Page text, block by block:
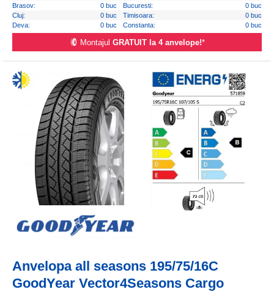
Brasov:
0 buc Bucuresti:
0 buc
Cluj:
0 buc Timisoara:
0 buc
Deva:
0 buc Constanta: 0 buc
Montajul GRATUIT la 4 anvelope!*
Anvelopa all seasons 195/75/16C
GoodYear Vector4Seasons Cargo